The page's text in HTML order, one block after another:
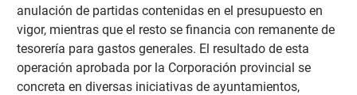
anulación de partidas contenidas en el presupuesto en
vigor, mientras que el resto se financia con remanente de
tesorería para gastos generales. El resultado de esta
operación aprobada por la Corporación provincial se
concreta en diversas iniciativas de ayuntamientos,